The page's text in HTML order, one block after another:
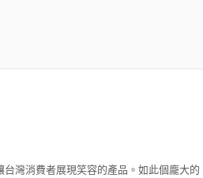
灣消費者展現笑容的產品。如此個龐大的